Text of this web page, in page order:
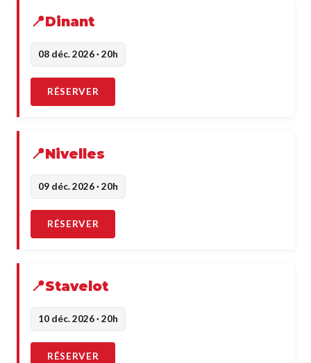
Dinant
08 déc. 2026 · 20h
RÉSERVER
Nivelles
09 déc. 2026 · 20h
RÉSERVER
Stavelot
10 déc. 2026 · 20h
RÉSERVER